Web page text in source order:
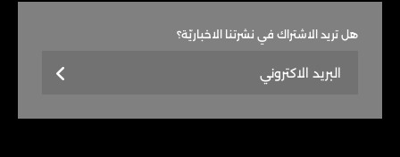
هل تريد الاشتراك في نشرتنا الاخباريّة؟